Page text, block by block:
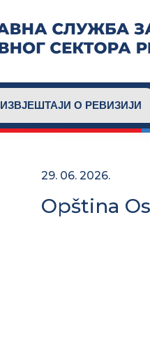
ИЗВЈЕШТАЈИ О РЕВИЗИЈИ
29. 06. 2026.
Opština